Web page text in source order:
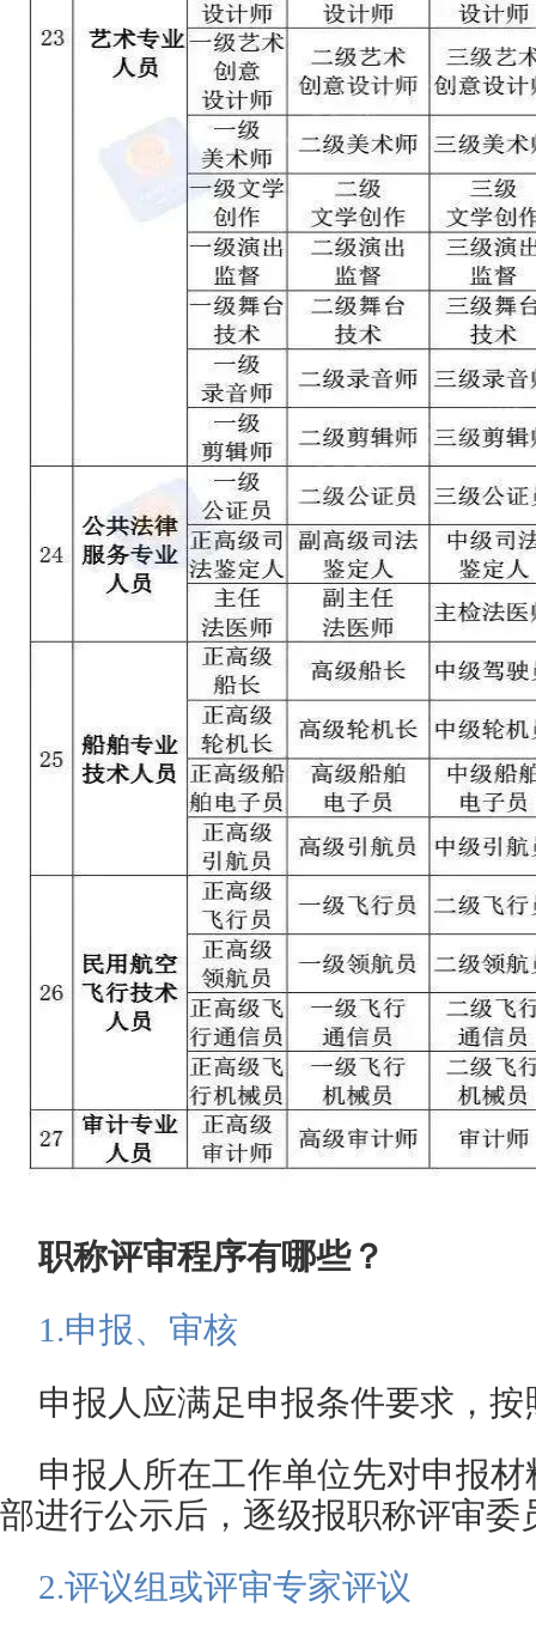
职称评审程序有哪些？
1.申报、审核
申报人应满足申报条件要求，
申报人所在工作单位先对申报
部进行公示后，逐级报职称评审委
2.评议组或评审专家评议